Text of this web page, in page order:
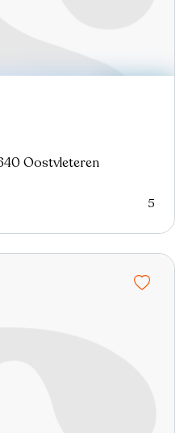
Oostvleteren
5